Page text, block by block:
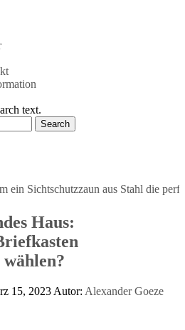
text.
aus Stahl die perfekte
Haus:
15, 2023 Autor: Alexander Goeze